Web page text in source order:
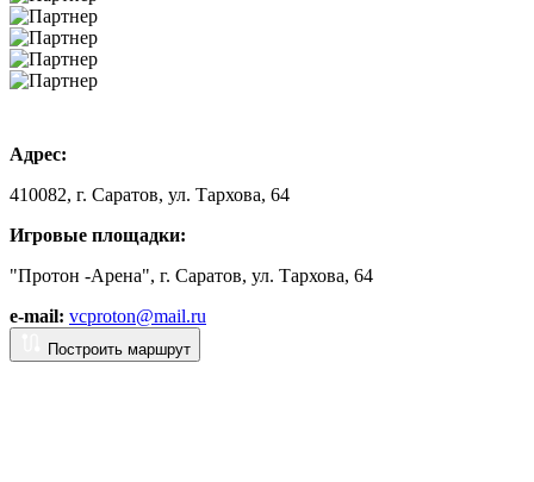
Адрес:
410082, г. Саратов, ул. Тархова, 64
Игровые площадки:
"Протон -Арена", г. Саратов, ул. Тархова, 64
e-mail: vcproton@mail.ru
Построить маршрут